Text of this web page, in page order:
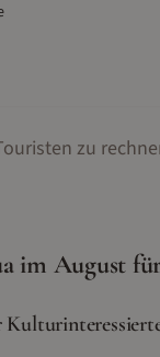
zu
im August